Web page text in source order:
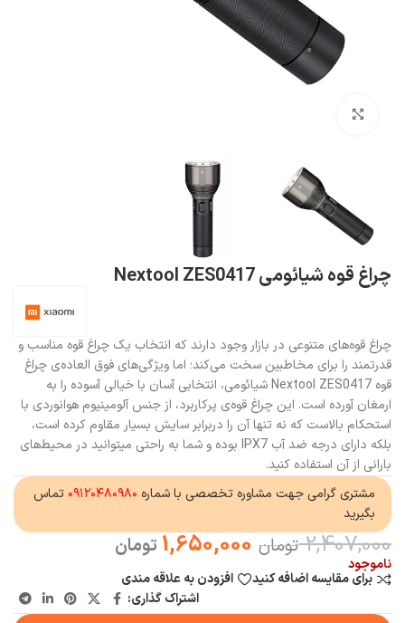
چراغ قوه شیائومی Nextool ZES0417
چراغ قوه‌های متنوعی در بازار وجود دارند که انتخاب یک چراغ قوه مناسب و
قدرتمند را برای مخاطبین سخت می‌کند؛ اما ویژگی‌های فوق العاده‌ی چراغ
قوه‌ Nextool ZES0417 شیائومی، انتخابی آسان با خیالی آسوده را به
ارمغان آورده است. این چراغ قوه‌ی پرکاربرد، از جنس آلومینیوم هوانوردی با
استحکام بالاست که نه تنها آن را دربرابر سایش بسیار مقاوم کرده است،
بلکه دارای درجه ضد آب IPX7 بوده و شما به راحتی میتوانید در محیط‌های
بارانی از آن استفاده کنید.
مشتری گرامی جهت مشاوره تخصصی با شماره ۰۹۱۲۰۴۸۰۹۸۰ تماس
بگیرید
2,407,000 تومان 1,650,000 تومان
ناموجود
برای مقایسه اضافه کنید
افزودن به علاقه مندی
اشتراک گذاری: